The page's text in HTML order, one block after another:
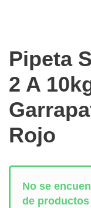
Pipeta
2 A
Rojo
No se
de